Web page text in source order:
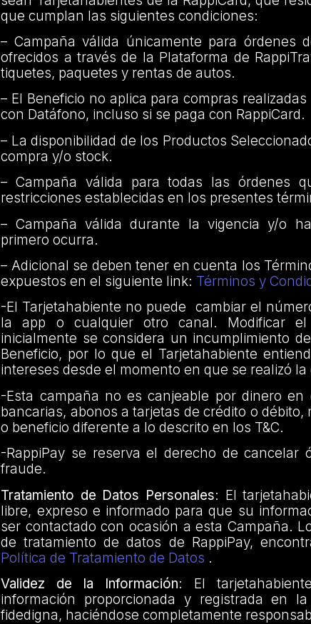
que cumplan las siguientes condiciones:
– Campaña válida únicamente para órdenes
ofrecidos a través de la Plataforma de
tiquetes, paquetes y rentas de autos.
– El Beneficio no aplica para compras
con Datáfono, incluso si se paga con RappiCard.
– La disponibilidad de los Productos
compra y/o stock.
– Campaña válida para todas las órdenes
restricciones establecidas en los presentes
– Campaña válida durante la vigencia y/o
primero ocurra.
– Adicional se deben tener en cuenta los
expuestos en el siguiente link: Términos y
-El Tarjetahabiente no puede cambiar el
la app o cualquier otro canal. Modificar
inicialmente se considera un incumplimiento
Beneficio, por lo que el Tarjetahabiente
intereses desde el momento en que se realizó la
-Esta campaña no es canjeable por dinero
bancarias, abonos a tarjetas de crédito o
o beneficio diferente a lo descrito en los T&C.
-RappiPay se reserva el derecho de cancelar
fraude.
Tratamiento de Datos Personales: El
libre, expreso e informado para que su
ser contactado con ocasión a esta Campaña.
de tratamiento de datos de RappiPay,
Política de Tratamiento de Datos .
Validez de la Información: El
información proporcionada y registrada en
fidedigna, haciéndose completamente